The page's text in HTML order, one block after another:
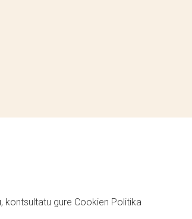
kontsultatu gure Cookien Politika